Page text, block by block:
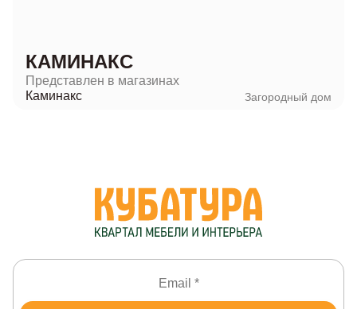
КАМИНАКС
Представлен в магазинах
Каминакс
Загородный дом